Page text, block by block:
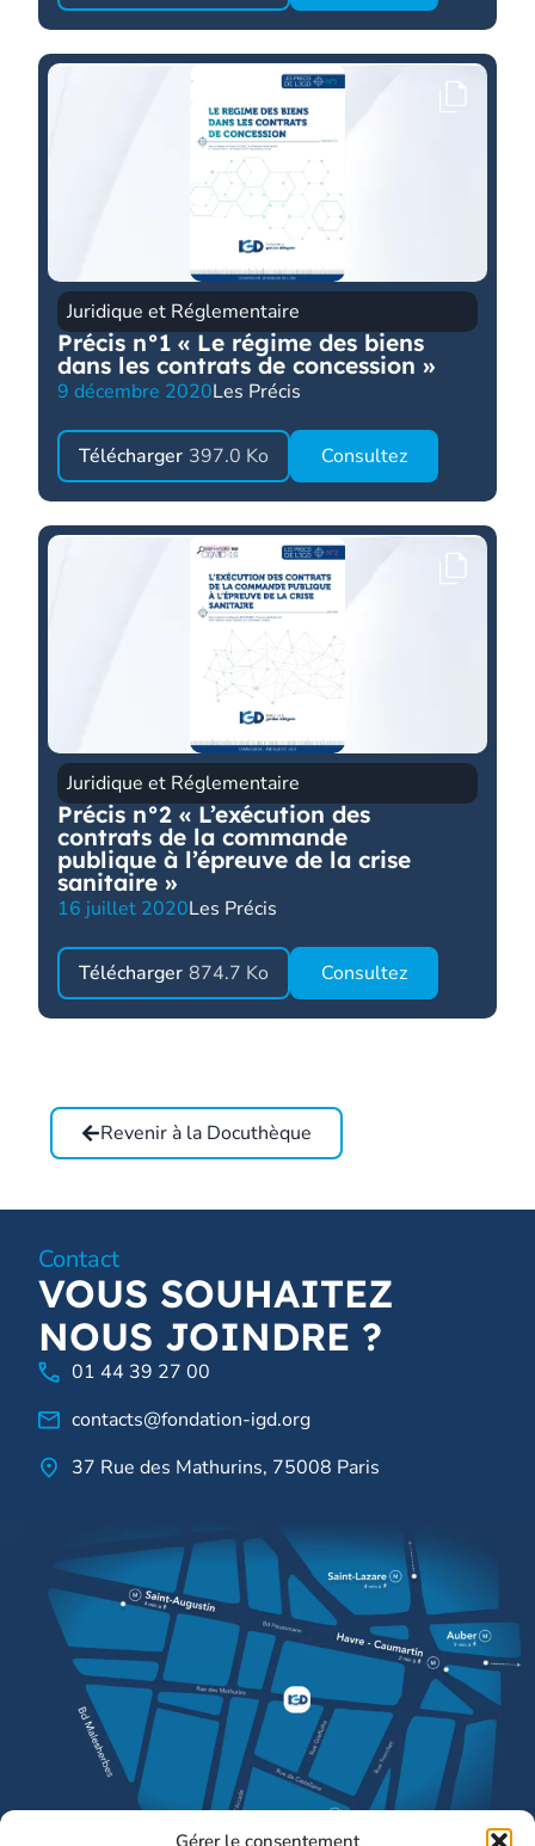
Gérer le consentement
Juridique et Réglementaire
Précis n°1 « Le régime des biens
dans les contrats de concession »
9 décembre 2020Les Précis
Télécharger 397.0 Ko Consultez
Juridique et Réglementaire
Précis n°2 « L’exécution des
contrats de la commande
publique à l’épreuve de la crise
sanitaire »
16 juillet 2020Les Précis
Télécharger 874.7 Ko Consultez
Revenir à la Docuthèque
Contact
VOUS SOUHAITEZ
NOUS JOINDRE ?
01 44 39 27 00
contacts@fondation-igd.org
37 Rue des Mathurins, 75008 Paris